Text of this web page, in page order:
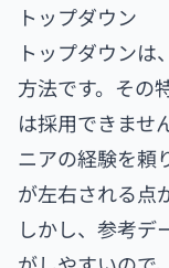
トップダウン
トップダウンは
方法です。その
は採用できませ
ニアの経験を頼
が左右される点
しかし、参考デ